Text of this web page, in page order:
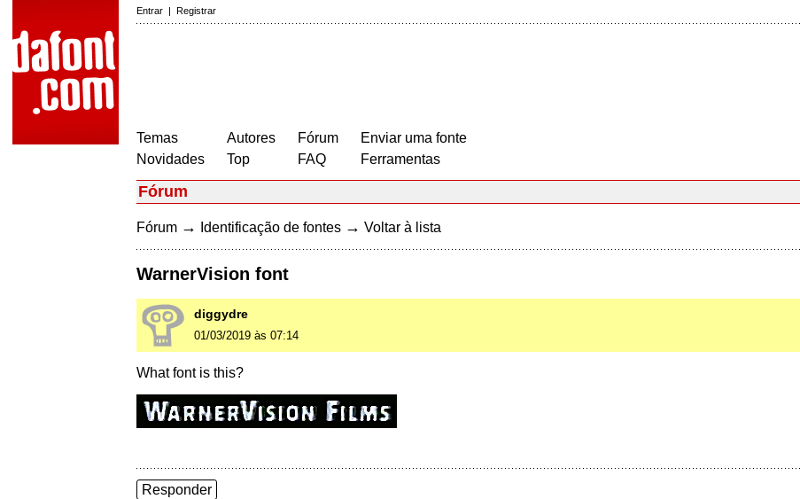
Entrar | Registrar
Temas
Novidades
Autores
Top
Fórum
FAQ
Enviar uma fonte
Ferramentas
Fórum
Fórum → Identificação de fontes → Voltar à lista
WarnerVision font
diggydre
01/03/2019 às 07:14
What font is this?
Responder